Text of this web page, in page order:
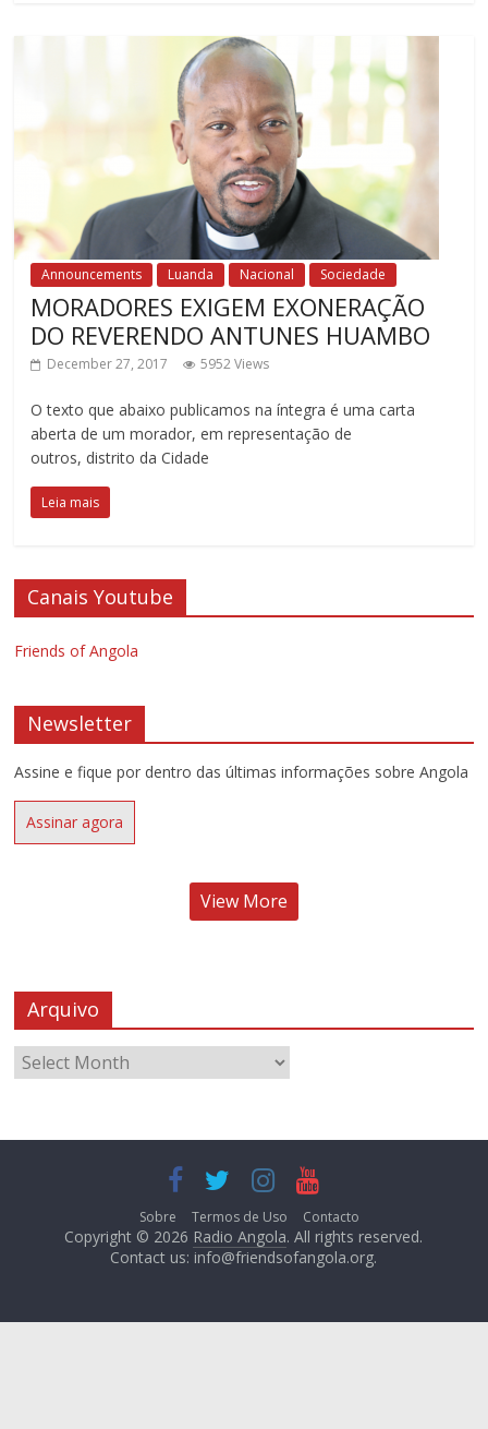
Announcements Luanda Nacional Sociedade
MORADORES EXIGEM EXONERAÇÃO
DO REVERENDO ANTUNES HUAMBO
December 27, 2017 5952 Views
O texto que abaixo publicamos na íntegra é uma carta
aberta de um morador, em representação de
outros, distrito da Cidade
Leia mais
Canais Youtube
Friends of Angola
Newsletter
Assine e fique por dentro das últimas informações sobre Angola
Assinar agora
View More
Arquivo
Sobre Termos de Uso Contacto
Copyright © 2026 Radio Angola. All rights reserved.
Contact us: info@friendsofangola.org.